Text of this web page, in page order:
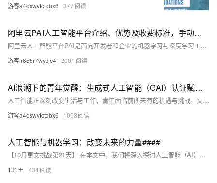
游客a4oswvtctqbx6 377
阿里云PAI人工智能平台介绍、优势及收费标准，手动整理
阿里云人工智能平台PAI是面向开发者和企业的机器学习与深度学习工程平台，提供数据标注、模型构建、训练、部署及推理优化等全链路服务。内置140+优化算法，支持PyTorch、TensorFlow等多种框架，具备高性能训练与推理能力，适用于自动驾驶、金融风控、智能推荐、智慧医疗等多个行业场景。PAI提供零代码开发、可视化建模、大模型一键部署等功能，助力企业快速构建AI应用。支持多种购买方式，如按量付费、预付费等，满足不同业务需求。
游客lr655r7wycjc4 2001
AI浪潮下的青年觉醒：生成式人工智能（GAI）认证赋能未来竞争力与人文担当
人工智能正深刻改变生活与工作，青年面临前所未有的机遇与挑战。文章探讨了青年在AI时代的觉醒、核心竞争力的培养及技术伦理参与的重要性，并强调生成式人工智能（GAI）认证的意义，助力青年提升技能与就业竞争力，推动科学教育与技术创新融合。青年应保持好奇心、坚持人文关怀，引领未来社会发展方向，在AI浪潮中创造价值与美好未来。
游客a4oswvtctqbx6 1063
人工智能与机器学习：改变未来的力量####
【10月更文挑战第21天】 在本文中，我们将深入探讨人工智能（AI）和机器学习（ML）的基本概念、发展历程及其在未来可能带来的革命性变化。通过分析当前最前沿的技术和应用案例，揭示AI和ML如何正在重塑各行各业，并展望它们在未来十年的潜在影响。 ####
131王 434